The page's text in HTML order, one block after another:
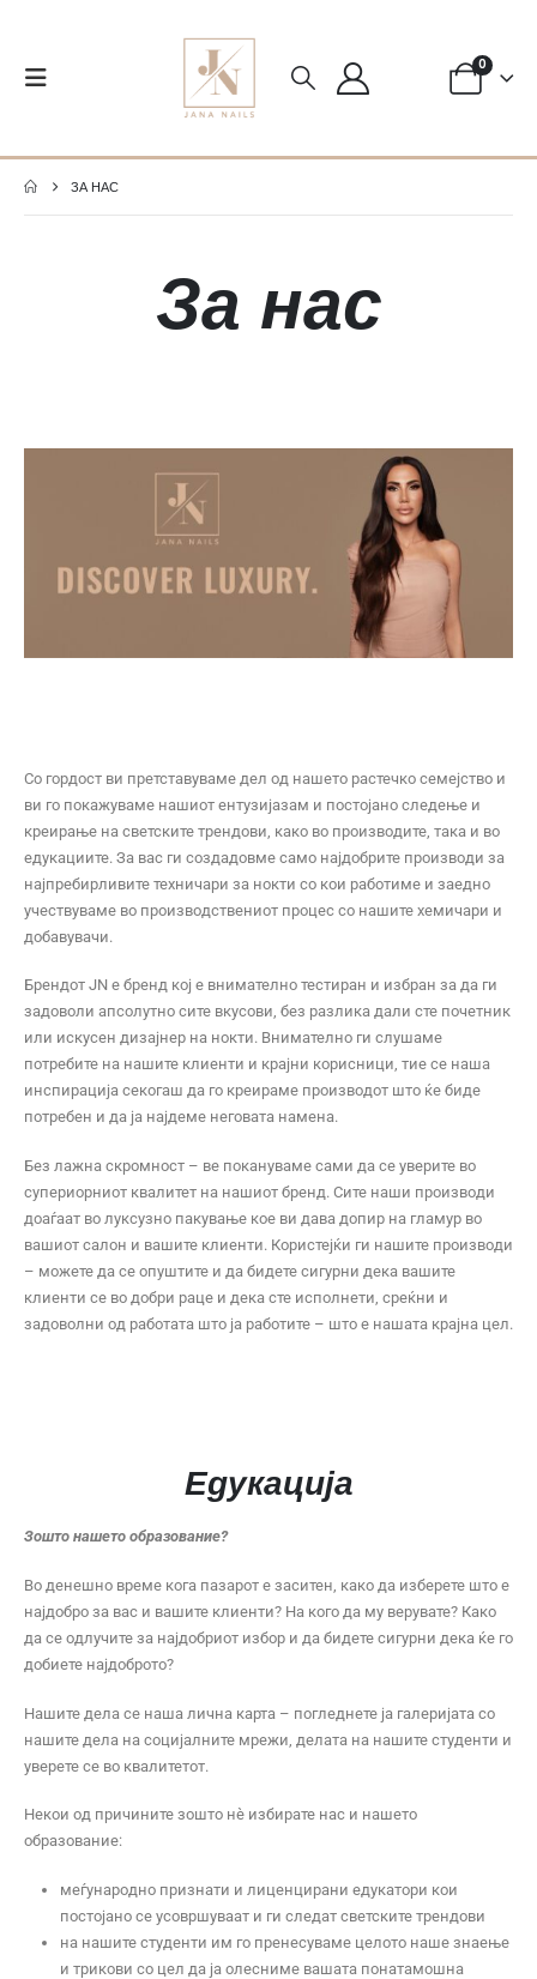
0
ЗА НАС
За нас
Со гордост ви претставуваме дел од нашето растечко семејство и
ви го покажуваме нашиот ентузијазам и постојано следење и
креирање на светските трендови, како во производите, така и во
едукациите. За вас ги создадовме само најдобрите производи за
најпребирливите техничари за нокти со кои работиме и заедно
учествуваме во производствениот процес со нашите хемичари и
добавувачи.
Брендот JN е бренд кој е внимателно тестиран и избран за да ги
задоволи апсолутно сите вкусови, без разлика дали сте почетник
или искусен дизајнер на нокти. Внимателно ги слушаме
потребите на нашите клиенти и крајни корисници, тие се наша
инспирација секогаш да го креираме производот што ќе биде
потребен и да ја најдеме неговата намена.
Без лажна скромност – ве покануваме сами да се уверите во
супериорниот квалитет на нашиот бренд. Сите наши производи
доаѓаат во луксузно пакување кое ви дава допир на гламур во
вашиот салон и вашите клиенти. Користејќи ги нашите производи
– можете да се опуштите и да бидете сигурни дека вашите
клиенти се во добри раце и дека сте исполнети, среќни и
задоволни од работата што ја работите – што е нашата крајна цел.
Едукација
Зошто нашето образование?
Во денешно време кога пазарот е заситен, како да изберете што е
најдобро за вас и вашите клиенти? На кого да му верувате? Како
да се одлучите за најдобриот избор и да бидете сигурни дека ќе го
добиете најдоброто?
Нашите дела се наша лична карта – погледнете ја галеријата со
нашите дела на социјалните мрежи, делата на нашите студенти и
уверете се во квалитетот.
Некои од причините зошто нè избирате нас и нашето
образование:
меѓународно признати и лиценцирани едукатори кои
постојано се усовршуваат и ги следат светските трендови
на нашите студенти им го пренесуваме целото наше знаење
и трикови со цел да ја олесниме вашата понатамошна